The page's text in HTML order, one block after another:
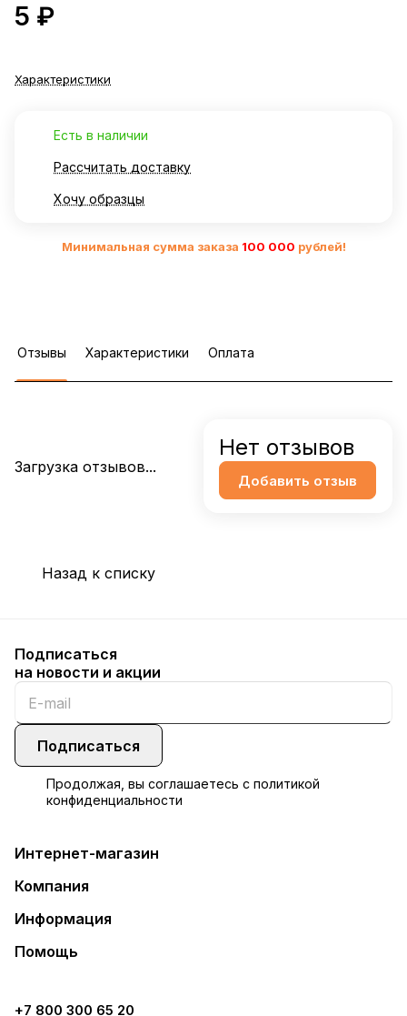
5 ₽
Характеристики
Есть в наличии
Рассчитать доставку
Хочу образцы
Минимальная сумма заказа 100 000 рублей!
Отзывы Характеристики Оплата
Загрузка отзывов...
Нет отзывов
Добавить отзыв
Назад к списку
Подписаться
на новости и акции
Подписаться
Продолжая, вы соглашаетесь с политикой
конфиденциальности
Интернет-магазин
Компания
Информация
Помощь
+7 800 300 65 20